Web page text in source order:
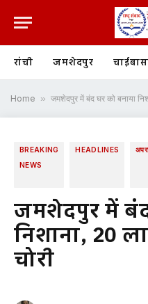
रांची जमशेदपुर
Home » जमशेदपुर में बंद घर को बनाया
BREAKING
NEWS
HEADLINES
जमशेदपुर में
निशाना, 20
चोरी